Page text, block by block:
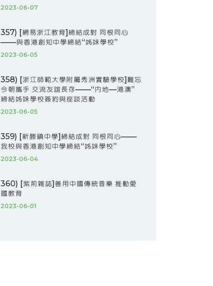
2023-06-07
357) [網易浙江教育]締結成對 同根同心
——與香港創知中學締結“姊妹學校”
2023-06-05
358) [浙江師範大學附屬秀洲實驗學校]難忘
今朝攜手 交流友誼長存——“內地—港澳”
締結姊妹學校簽約與座談活動
2023-06-05
359) [新塍鎮中學]締結成對 同根同心——
我校與香港創知中學締結“姊妹學校”
2023-06-04
360) [紫荊雜誌]善用中國傳統音樂 推動愛
國教育
2023-06-01